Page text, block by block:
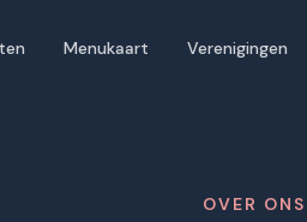
Menukaart Verenigingen
OVER ONS